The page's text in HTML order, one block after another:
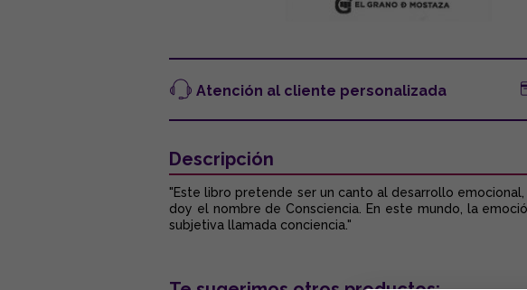
Atención al cliente personalizada
Descripción
"Este libro pretende ser un canto al desarrollo
doy el nombre de Consciencia. En este mundo, la
subjetiva llamada conciencia."